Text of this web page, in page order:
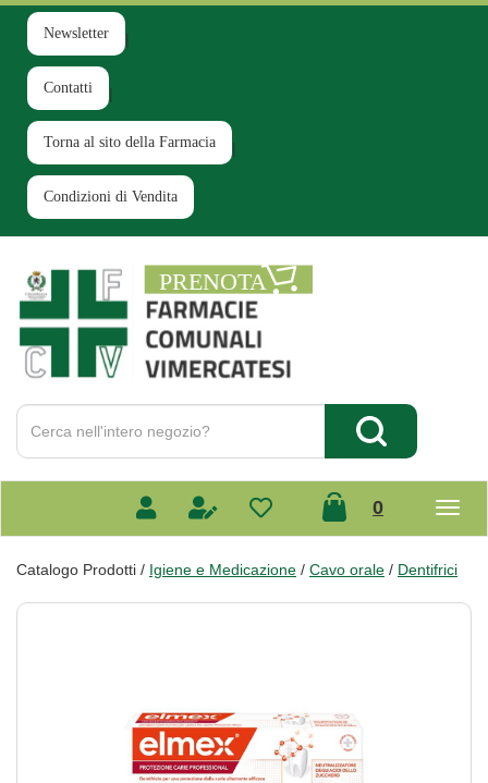
Passa
contenuto
principale
Newsletter
Contatti
Torna al sito della Farmacia
Condizioni di Vendita
Farmacia
Comunale
Cerca
Prodotto
Cerca Prodotto
0prodotti
Catalogo Prodotti / Igiene e Medicazione / Cavo orale / Dentifrici